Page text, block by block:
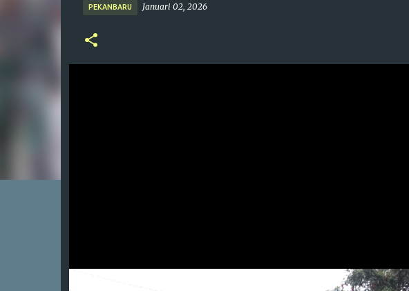
PEKANBARU Januari 02, 2026